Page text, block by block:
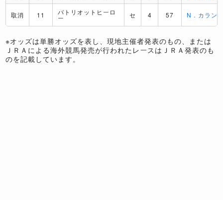
取消 11 パトリオットヒーロ
ー セ 4 57 N．カラン
※オッズは単勝オッズを表し、現地主催者発表のもの、または
ＪＲＡによる海外競馬発売が行われたレースはＪＲＡ発表のも
のを記載しています。